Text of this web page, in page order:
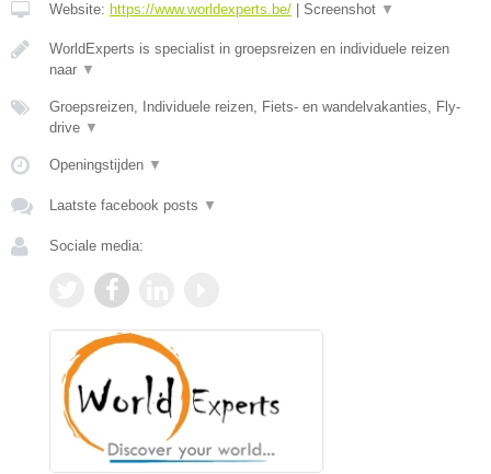
Website: https://www.worldexperts.be/ Screenshot ▼
WorldExperts is specialist in groepsreizen en individuele reizen
naar ▼
Groepsreizen, Individuele reizen, Fiets- en wandelvakanties, Fly-
drive ▼
Openingstijden ▼
Laatste facebook posts ▼
Sociale media: